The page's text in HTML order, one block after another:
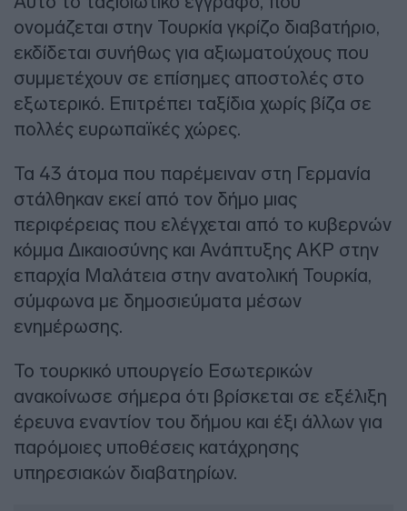
ονομάζεται στην Τουρκία γκρίζο διαβατήριο,
εκδίδεται συνήθως για αξιωματούχους που
συμμετέχουν σε επίσημες αποστολές στο
εξωτερικό. Επιτρέπει ταξίδια χωρίς βίζα σε
πολλές ευρωπαϊκές χώρες.
Τα 43 άτομα που παρέμειναν στη Γερμανία
στάλθηκαν εκεί από τον δήμο μιας
περιφέρειας που ελέγχεται από το κυβερνών
κόμμα Δικαιοσύνης και Ανάπτυξης AKP στην
επαρχία Μαλάτεια στην ανατολική Τουρκία,
σύμφωνα με δημοσιεύματα μέσων
ενημέρωσης.
Το τουρκικό υπουργείο Εσωτερικών
ανακοίνωσε σήμερα ότι βρίσκεται σε εξέλιξη
έρευνα εναντίον του δήμου και έξι άλλων για
παρόμοιες υποθέσεις κατάχρησης
υπηρεσιακών διαβατηρίων.